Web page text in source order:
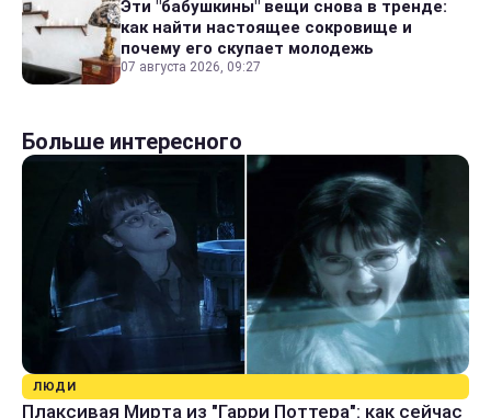
Эти "бабушкины" вещи снова в тренде:
как найти настоящее сокровище и
почему его скупает молодежь
07 августа 2026, 09:27
Больше интересного
ЛЮДИ
Плаксивая Мирта из "Гарри Поттера": как сейчас